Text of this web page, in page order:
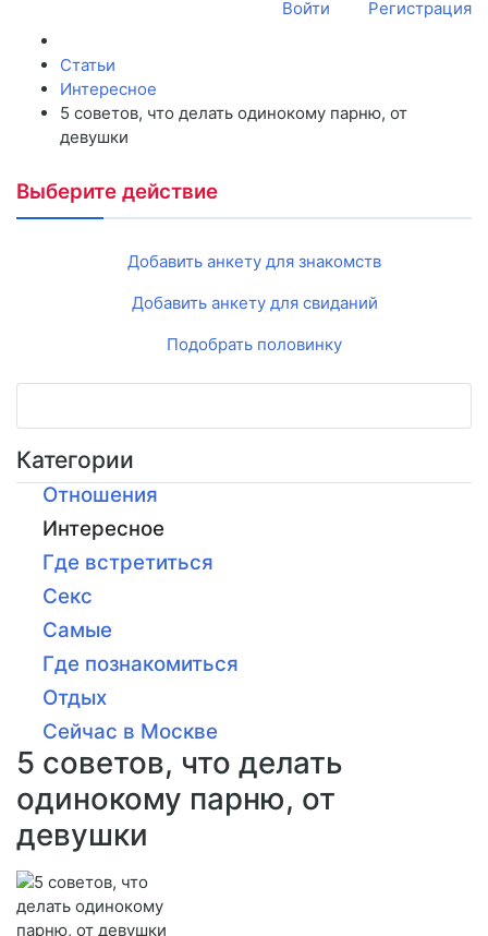
Войти Регистрация
Статьи
Интересное
5 советов, что делать одинокому парню, от
девушки
Выберите действие
Добавить анкету для знакомств
Добавить анкету для свиданий
Подобрать половинку
Категории
Отношения
Интересное
Где встретиться
Секс
Самые
Где познакомиться
Отдых
Сейчас в Москве
5 советов, что делать
одинокому парню, от
девушки